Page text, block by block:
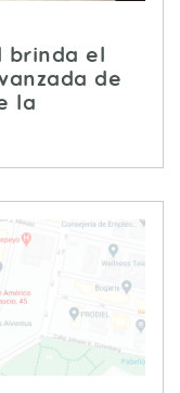
brinda el
de
la